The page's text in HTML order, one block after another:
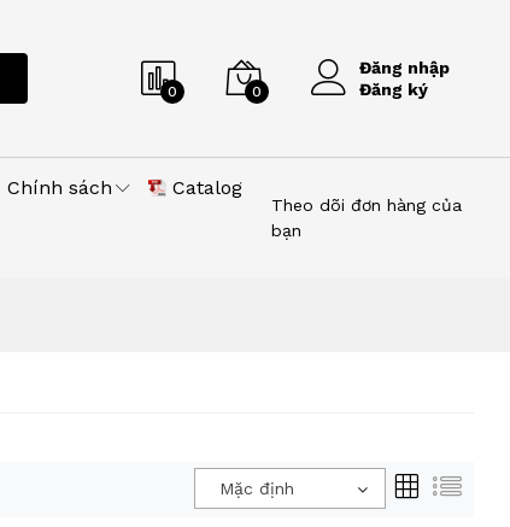
0 0
Đăng nhập
Đăng ký
Chính sách Catalog
Theo dõi đơn hàng của
bạn
Mặc định